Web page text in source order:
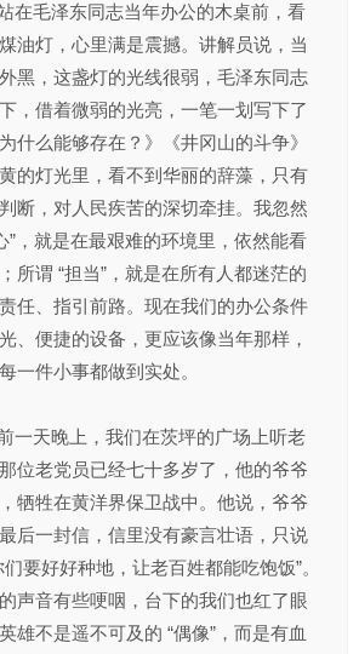
毛泽东同志当年办公的木桌前，看
油灯，心里满是震撼。讲解员说，当
黑，这盏灯的光线很弱，毛泽东同志
，借着微弱的光亮，一笔一划写下了
什么能够存在？》《井冈山的斗争》
的灯光里，看不到华丽的辞藻，只有
断，对人民疾苦的深切牵挂。我忽然
”，就是在最艰难的环境里，依然能看
所谓 “担当”，就是在所有人都迷茫的
任、指引前路。现在我们的办公条件
、便捷的设备，更应该像当年那样，
一件小事都做到实处。
天晚上，我们在茨坪的广场上听老
位老党员已经七十多岁了，他的爷爷
牺牲在黄洋界保卫战中。他说，爷爷
后一封信，信里没有豪言壮语，只说
要好好种地，让老百姓都能吃饱饭”。
声音有些哽咽，台下的我们也红了眼
雄不是遥不可及的 “偶像”，而是有血